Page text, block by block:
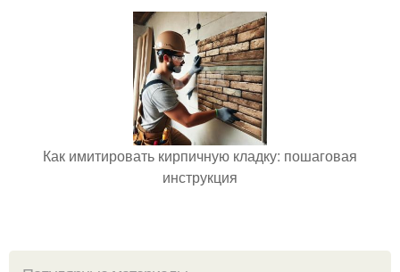
Как имитировать кирпичную кладку: пошаговая
инструкция